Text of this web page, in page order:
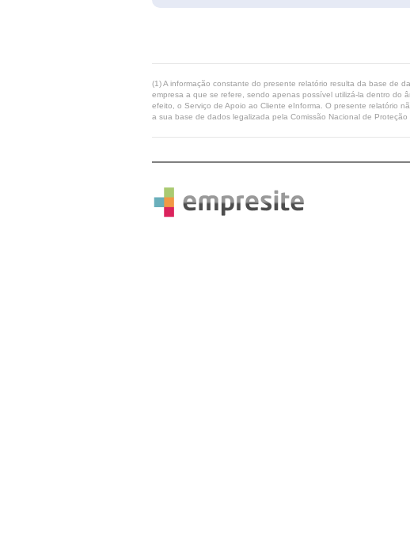
(1) A informação constante do presente relatório resulta da base de
empresa a que se refere, sendo apenas possível utilizá-la dentro do
efeito, o Serviço de Apoio ao Cliente eInforma. O presente relatório
a sua base de dados legalizada pela Comissão Nacional de